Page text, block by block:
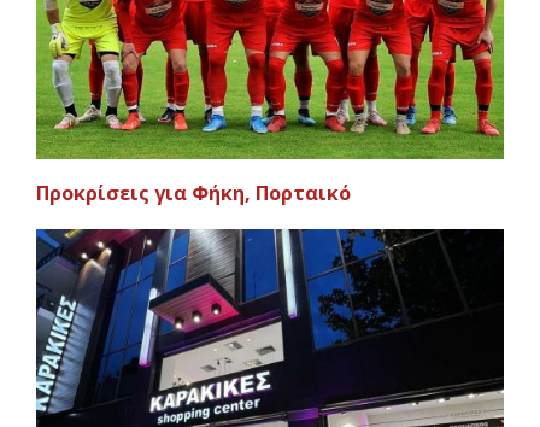
Προκρίσεις για Φήκη, Πορταικό